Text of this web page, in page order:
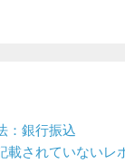
：銀行振込
載されていないレ